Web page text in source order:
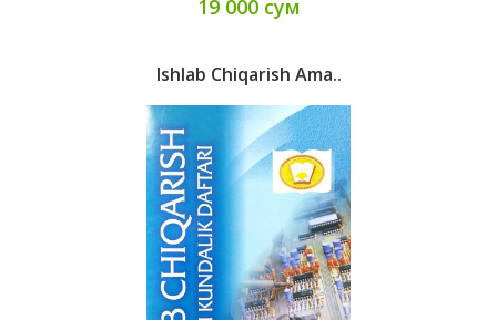
19 000 сум
Ishlab Chiqarish Ama..